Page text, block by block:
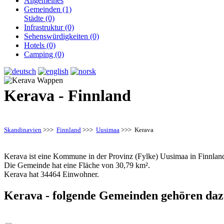
Gemeinden (1)
Städte (0)
Infrastruktur (0)
Sehenswürdigkeiten (0)
Hotels (0)
Camping (0)
Kerava - Finnland
Skandinavien >>> Finnland >>> Uusimaa >>> Kerava
Kerava ist eine Kommune in der Provinz (Fylke) Uusimaa in
Die Gemeinde hat eine Fläche von 30,79 km².
Kerava hat 34464 Einwohner.
Kerava - folgende Gemeinden gehören